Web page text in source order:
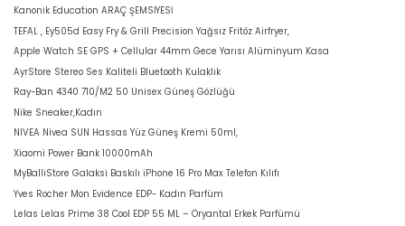
Kanonik Education ARAÇ ŞEMSİYESİ
TEFAL , Ey505d Easy Fry & Grill Precision Yağsız Fritöz Airfryer,
Apple Watch SE GPS + Cellular 44mm Gece Yarısı Alüminyum Kasa
AyrStore Stereo Ses Kaliteli Bluetooth Kulaklık
Ray-Ban 4340 710/M2 50 Unisex Güneş Gözlüğü
Nike Sneaker,Kadın
NIVEA Nivea SUN Hassas Yüz Güneş Kremi 50ml,
Xiaomi Power Bank 10000mAh
MyBalliStore Galaksi Baskılı iPhone 16 Pro Max Telefon Kılıfı
Yves Rocher Mon Evidence EDP- Kadın Parfüm
Lelas Lelas Prime 38 Cool EDP 55 ML – Oryantal Erkek Parfümü